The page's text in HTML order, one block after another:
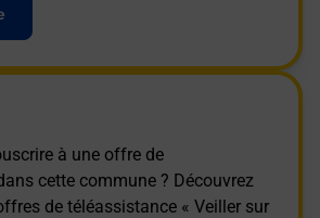
à une offre de
cette commune ? Découvrez
de téléassistance « Veiller sur